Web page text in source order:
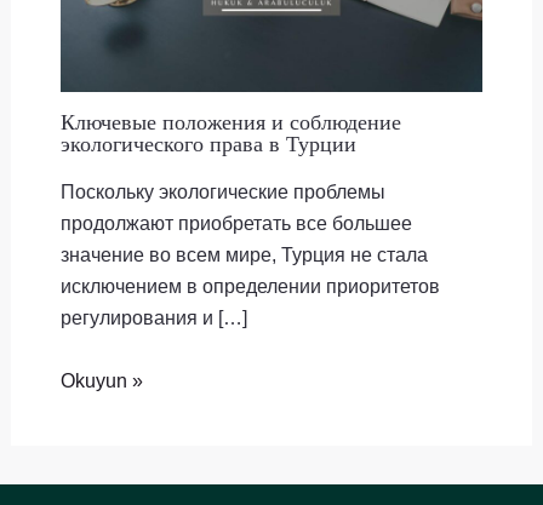
Ключевые положения и соблюдение
экологического права в Турции
Поскольку экологические проблемы
продолжают приобретать все большее
значение во всем мире, Турция не стала
исключением в определении приоритетов
регулирования и […]
Okuyun »